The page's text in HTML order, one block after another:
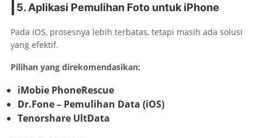
5. Aplikasi Pemulihan Foto untuk iPhone
Pada iOS, prosesnya lebih terbatas, tetapi masih ada solusi
yang efektif.
Pilihan yang direkomendasikan:
iMobie PhoneRescue
Dr.Fone – Pemulihan Data (iOS)
Tenorshare UltData